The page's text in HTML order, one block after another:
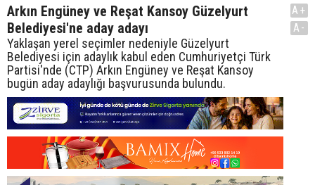
Arkın Engüney ve Reşat Kansoy Güzelyurt
Belediyesi'ne aday adayı
Yaklaşan yerel seçimler nedeniyle Güzelyurt
Belediyesi için adaylık kabul eden Cumhuriyetçi Türk
Partisi'nde (CTP) Arkın Engüney ve Reşat Kansoy
bugün aday adaylığı başvurusunda bulundu.
A+
A-